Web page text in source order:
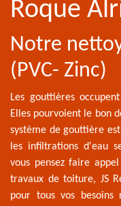
Roque
Notre
(PVC- Zinc)
Les gouttières
Elles pourvoient le bon
système de gouttière
les infiltrations d'eau
vous pensez faire
travaux de toiture, JS
pour tous vos besoins